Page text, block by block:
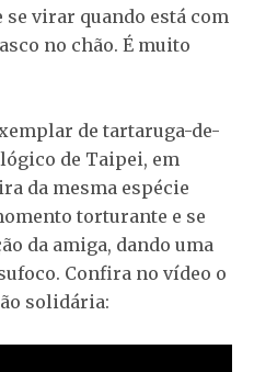
virar quando está com
no chão. É muito
de tartaruga-de-
de Taipei, em
da mesma espécie
torturante e se
da amiga, dando uma
Confira no vídeo o
solidária: